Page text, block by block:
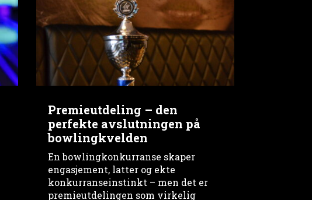
Premieutdeling – den
perfekte avslutningen på
bowlingkvelden
En bowlingkonkurranse skaper
engasjement, latter og ekte
konkurranseinstinkt – men det er
premieutdelingen som virkelig